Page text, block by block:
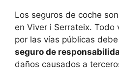
Los seguros de coche
en Viver i Serrateix. Todo
por las vías públicas
seguro de
daños causados a